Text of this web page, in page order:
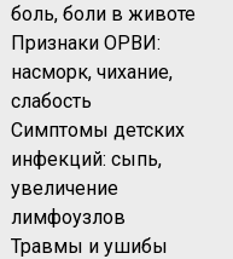
боль, боли в животе
Признаки ОРВИ:
насморк, чихание,
слабость
Симптомы детских
инфекций: сыпь,
увеличение
лимфоузлов
Травмы и ушибы